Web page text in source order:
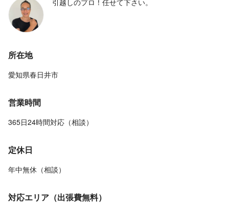
引越しのプロ！任せて下さい。
所在地
愛知県春日井市
営業時間
365日24時間対応（相談）
定休日
年中無休（相談）
対応エリア（出張費無料）